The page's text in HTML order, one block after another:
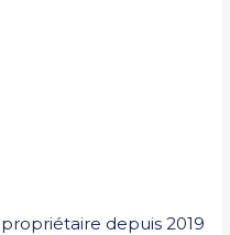
depuis 2019